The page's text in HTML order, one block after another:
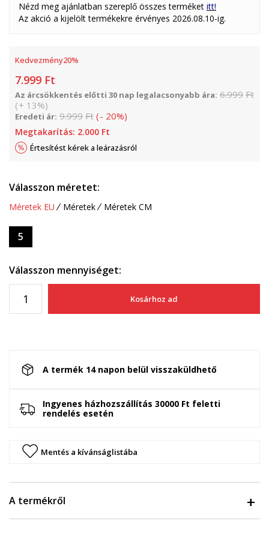
Nézd meg ajánlatban szereplő összes terméket itt!
Az akció a kijelölt termékekre érvényes 2026.08.10-ig.
Kedvezmény20%
7.999 Ft
Az árcsökkentés előtti 30 nap legalacsonyabb ára: 6.999 Ft
(+ 13%)
Eredeti ár: 9.999 Ft (- 20%)
Megtakarítás: 2.000 Ft
Értesítést kérek a leárazásról
Válasszon méretet:
Méretek EU Méretek Méretek CM
5
Válasszon mennyiséget:
Kosárhoz ad
A termék 14 napon belül visszaküldhető
Ingyenes házhozszállítás 30000 Ft feletti
rendelés esetén
Mentés a kívánságlistába
A termékről